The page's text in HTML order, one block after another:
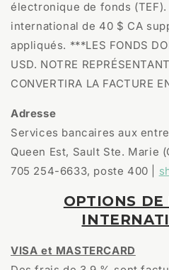
électronique de fonds
international de 40 $ CA
appliqués. ***LES FONDS
USD. NOTRE
CONVERTIRA LA FACTURE
Adresse
Services bancaires aux
Queen Est, Sault Ste. Marie
705 254-6633, poste 400 |
OPTIONS
VISA et MASTERCARD